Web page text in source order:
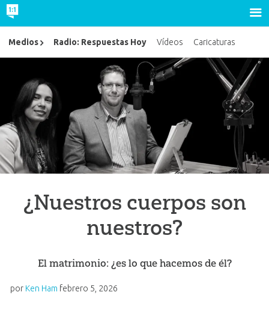
¿Nuestros cuerpos son
nuestros?
El matrimonio: ¿es lo que hacemos de él?
por Ken Ham febrero 5, 2026
Medios Radio: Respuestas Hoy Vídeos Caricaturas